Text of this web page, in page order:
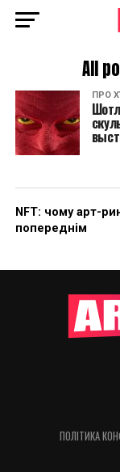
All
ПРО
NFT: чому арт-
попереднім
ПОЛІТИКА